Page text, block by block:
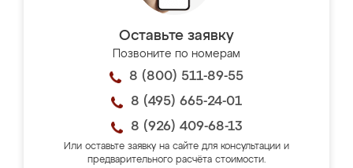
Оставьте заявку
Позвоните по номерам
8 (800) 511-89-55
8 (495) 665-24-01
8 (926) 409-68-13
Или оставьте заявку на сайте для консультации и
предварительного расчёта стоимости.